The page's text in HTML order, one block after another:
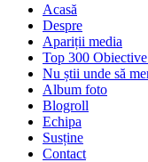
Acasă
Despre
Apariții media
Top 300
Nu știi unde să
Album foto
Blogroll
Echipa
Susține
Contact